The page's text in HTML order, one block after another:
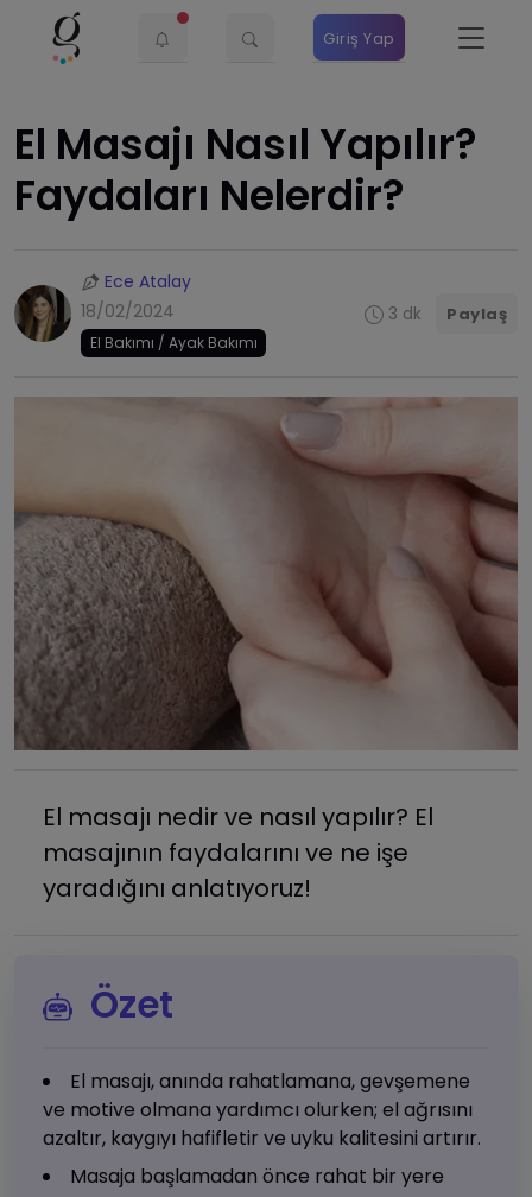
Giriş Yap
El Masajı Nasıl Yapılır?
Faydaları Nelerdir?
Ece Atalay
18/02/2024
El Bakımı / Ayak Bakımı
3 dk Paylaş
El masajı nedir ve nasıl yapılır? El
masajının faydalarını ve ne işe
yaradığını anlatıyoruz!
Özet
El masajı, anında rahatlamana, gevşemene
ve motive olmana yardımcı olurken; el ağrısını
azaltır, kaygıyı hafifletir ve uyku kalitesini artırır.
Masaja başlamadan önce rahat bir yere